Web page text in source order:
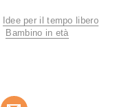
Idee per il tempo libero
Bambino in età